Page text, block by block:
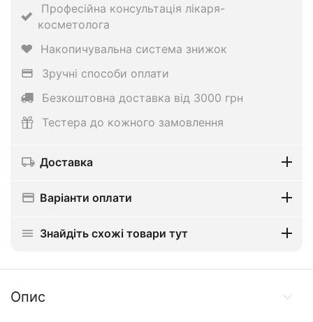
Професійна консультація лікаря-
косметолога
Накопичувальна система знижок
Зручні способи оплати
Безкоштовна доставка від 3000 грн
Тестера до кожного замовлення
Доставка
Варіанти оплати
Знайдіть схожі товари тут
Опис